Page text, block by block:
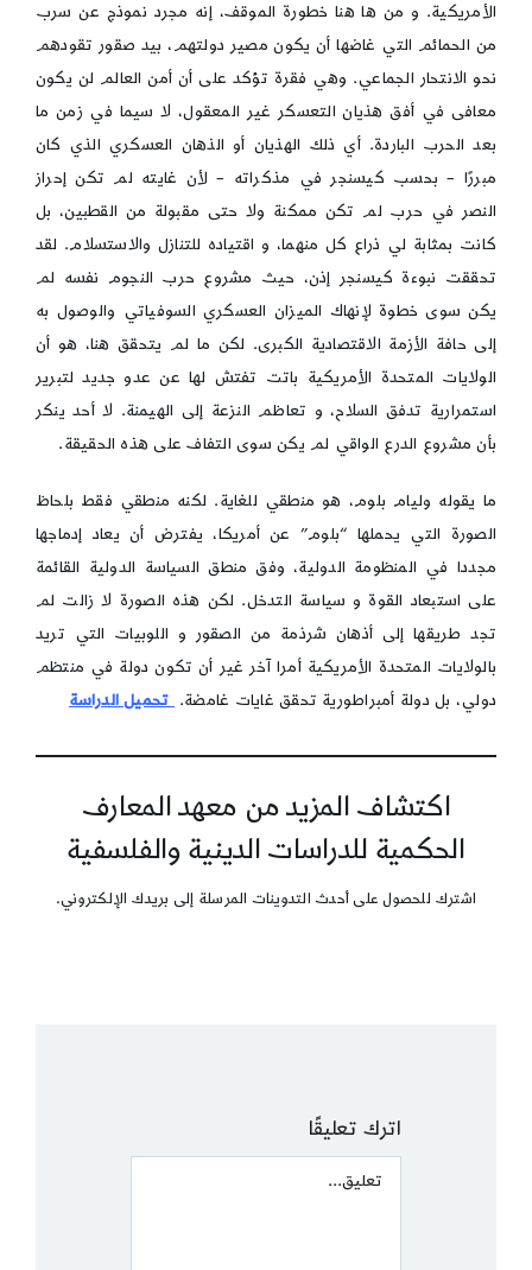
الأمريكية. و من ها هنا خطورة الموقف، إنه مجرد نموذج عن سرب
من الحمائم التي غاضها أن يكون مصير دولتهم، بيد صقور تقودهم
نحو الانتحار الجماعي. وهي فقرة تؤكد على أن أمن العالم لن يكون
معافى في أفق هذيان التعسكر غير المعقول، لا سيما في زمن ما
بعد الحرب الباردة. أي ذلك الهذيان أو الذهان العسكري الذي كان
مبررًا – بحسب كيسنجر في مذكراته – لأن غايته لم تكن إحراز
النصر في حرب لم تكن ممكنة ولا حتى مقبولة من القطبين، بل
كانت بمثابة لي ذراع كل منهما، و اقتياده للتنازل والاستسلام. لقد
تحققت نبوءة كيسنجر إذن، حيث مشروع حرب النجوم نفسه لم
يكن سوى خطوة لإنهاك الميزان العسكري السوفياتي والوصول به
إلى حافة الأزمة الاقتصادية الكبرى. لكن ما لم يتحقق هنا، هو أن
الولايات المتحدة الأمريكية باتت تفتش لها عن عدو جديد لتبرير
استمرارية تدفق السلاح، و تعاظم النزعة إلى الهيمنة. لا أحد ينكر
بأن مشروع الدرع الواقي لم يكن سوى التفاف على هذه الحقيقة.
ما يقوله وليام بلوم، هو منطقي للغاية. لكنه منطقي فقط بلحاظ
الصورة التي يحملها “بلوم” عن أمريكا، يفترض أن يعاد إدماجها
مجددا في المنظومة الدولية، وفق منطق السياسة الدولية القائمة
على استبعاد القوة و سياسة التدخل. لكن هذه الصورة لا زالت لم
تجد طريقها إلى أذهان شرذمة من الصقور و اللوبيات التي تريد
بالولايات المتحدة الأمريكية أمرا آخر غير أن تكون دولة في منتظم
دولي، بل دولة أمبراطورية تحقق غايات غامضة.
تحميل الدراسة
اكتشاف المزيد من معهد المعارف
الحكمية للدراسات الدينية والفلسفية
اشترك للحصول على أحدث التدوينات المرسلة إلى بريدك الإلكتروني.
اترك تعليقًا
Comment